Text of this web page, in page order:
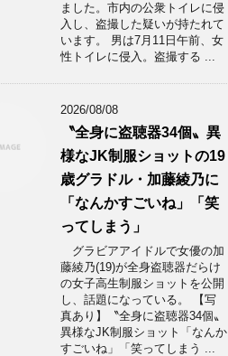
ました。市内の公衆トイレに侵
入し、盗撮した疑いが持たれて
います。 男は7月11日午前、女
性トイレに侵入。盗撮する ...
2026/08/08
〝全身に盗聴器34個〟異
様なJK制服ショットの19
歳グラドル・加藤綾乃に
「なんかすごいね」「笑
ってしまう」
グラビアアイドルで女優の加
藤綾乃(19)が全身盗聴器だらけ
の女子高生制服ショットを公開
し、話題になっている。 【写
真あり】〝全身に盗聴器34個〟
異様なJK制服ショット「なんか
すごいね」「笑ってしまう ...